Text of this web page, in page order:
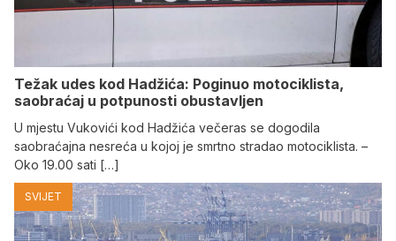
Težak udes kod Hadžića: Poginuo motociklista,
saobraćaj u potpunosti obustavljen
U mjestu Vukovići kod Hadžića večeras se dogodila
saobraćajna nesreća u kojoj je smrtno stradao motociklista. –
Oko 19.00 sati […]
SVIJET